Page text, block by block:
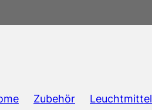
Zubehör Leuchtmittel